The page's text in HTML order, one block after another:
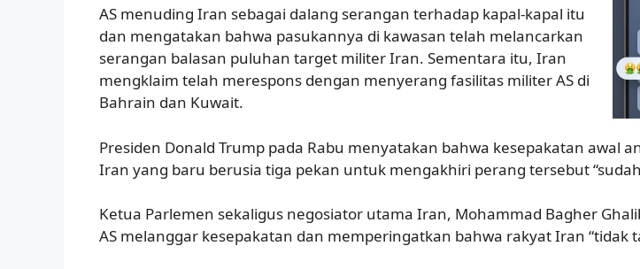
AS menuding Iran sebagai dalang serangan terhadap kapal-kapal itu
dan mengatakan bahwa pasukannya di kawasan telah melancarkan
serangan balasan puluhan target militer Iran. Sementara itu, Iran
mengklaim telah merespons dengan menyerang fasilitas militer AS di
Bahrain dan Kuwait.
Presiden Donald Trump pada Rabu menyatakan bahwa kesepakatan awal
Iran yang baru berusia tiga pekan untuk mengakhiri perang tersebut
Ketua Parlemen sekaligus negosiator utama Iran, Mohammad Bagher
AS melanggar kesepakatan dan memperingatkan bahwa rakyat Iran “tidak